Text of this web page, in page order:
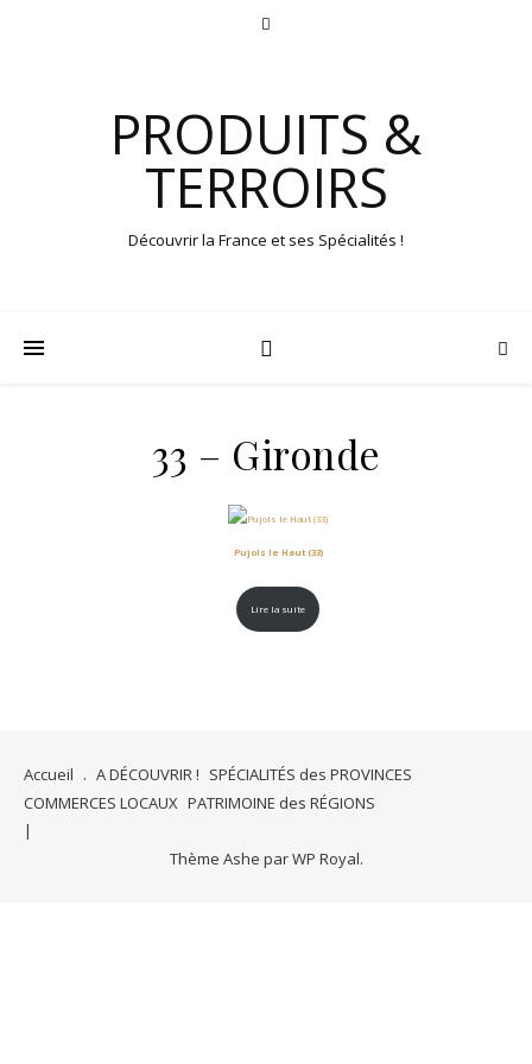
PRODUITS &
TERROIRS
Découvrir la France et ses Spécialités !
33 – Gironde
Pujols le Haut (33)
Lire la suite
Accueil . A DÉCOUVRIR ! SPÉCIALITÉS des PROVINCES
COMMERCES LOCAUX PATRIMOINE des RÉGIONS
Thème Ashe parWP Royal.